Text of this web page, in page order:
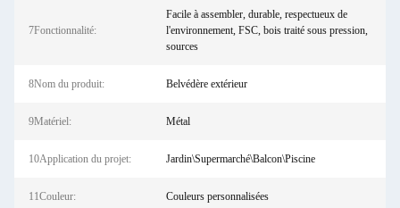
7Fonctionnalité:
Facile à assembler, durable, respectueux de
l'environnement, FSC, bois traité sous pression,
sources
8Nom du produit: Belvédère extérieur
9Matériel: Métal
10Application du projet: Jardin\Supermarché\Balcon\Piscine
11Couleur: Couleurs personnalisées